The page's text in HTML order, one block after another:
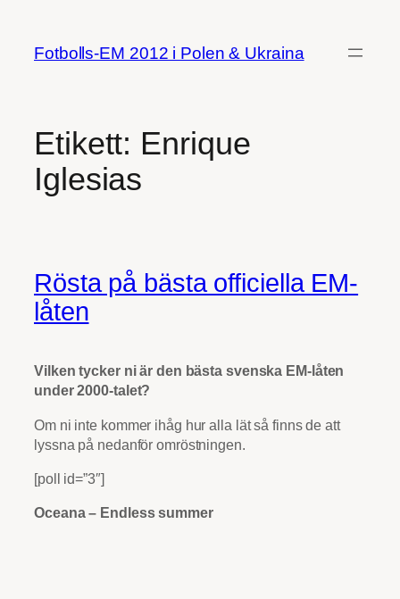
innehåll
Fotbolls-EM 2012 i Polen & Ukraina
Etikett: Enrique
Iglesias
Rösta på bästa officiella EM-
låten
Vilken tycker ni är den bästa svenska EM-låten
under 2000-talet?
Om ni inte kommer ihåg hur alla lät så finns de att
lyssna på nedanför omröstningen.
[poll id=”3″]
Oceana – Endless summer